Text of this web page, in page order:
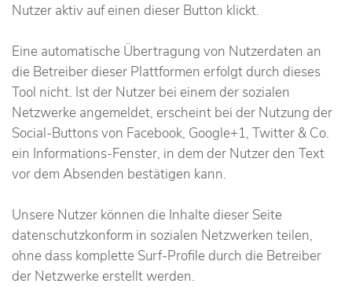
Nutzer aktiv auf einen dieser Button klickt.
Eine automatische Übertragung von Nutzerdaten an
die Betreiber dieser Plattformen erfolgt durch dieses
Tool nicht. Ist der Nutzer bei einem der sozialen
Netzwerke angemeldet, erscheint bei der Nutzung der
Social-Buttons von Facebook, Google+1, Twitter & Co.
ein Informations-Fenster, in dem der Nutzer den Text
vor dem Absenden bestätigen kann.
Unsere Nutzer können die Inhalte dieser Seite
datenschutzkonform in sozialen Netzwerken teilen,
ohne dass komplette Surf-Profile durch die Betreiber
der Netzwerke erstellt werden.